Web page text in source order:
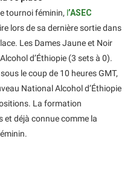
tournoi féminin, l’ASEC
lors de sa dernière sortie dans
Les Dames Jaune et Noir
d’Éthiopie (3 sets à 0).
le coup de 10 heures GMT,
National Alcohol d’Éthiopie
La formation
et déjà connue comme la